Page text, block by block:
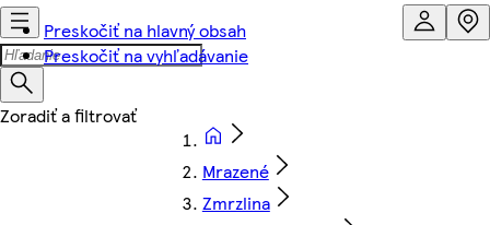
Preskočiť na hlavný obsah
Preskočiť na vyhľadávanie
Mrazené
Zmrzlina